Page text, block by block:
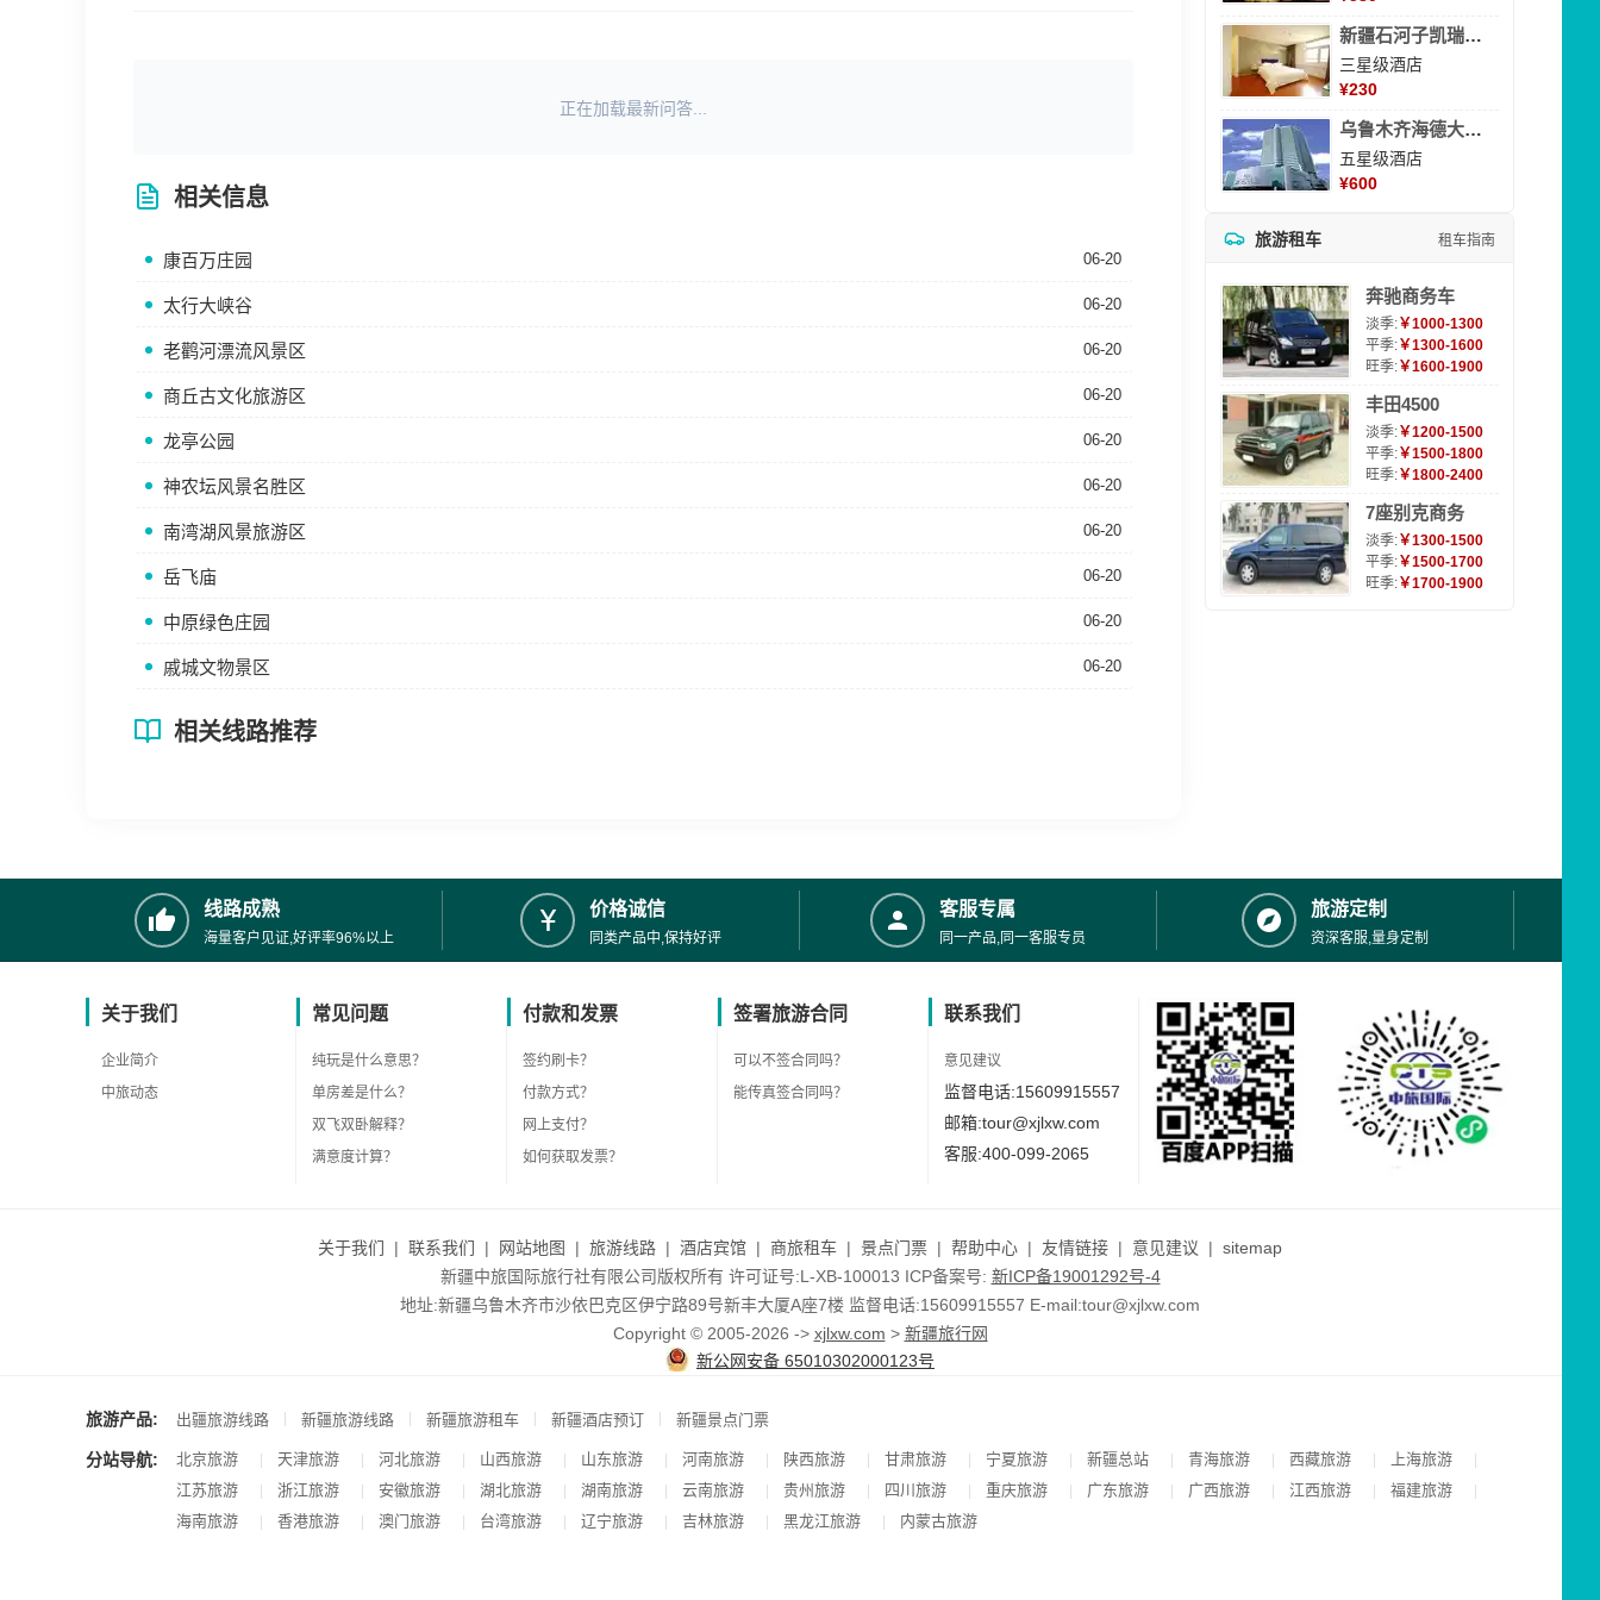
正在加载最新问答...
相关信息
康百万庄园 06-20
太行大峡谷 06-20
老鹳河漂流风景区 06-20
商丘古文化旅游区 06-20
龙亭公园 06-20
神农坛风景名胜区 06-20
南湾湖风景旅游区 06-20
岳飞庙 06-20
中原绿色庄园 06-20
戚城文物景区 06-20
相关线路推荐
新疆石河子凯瑞酒店
三星级酒店
¥230
乌鲁木齐海德大酒店
五星级酒店
¥600
旅游租车 租车指南
奔驰商务车
淡季:￥1000-1300
平季:￥1300-1600
旺季:￥1600-1900
丰田4500
淡季:￥1200-1500
平季:￥1500-1800
旺季:￥1800-2400
7座别克商务
淡季:￥1300-1500
平季:￥1500-1700
旺季:￥1700-1900
线路成熟
海量客户见证,好评率96%以上
价格诚信
同类产品中,保持好评
客服专属
同一产品,同一客服专员
旅游定制
资深客服,量身定制
关于我们
企业简介
中旅动态
常见问题
纯玩是什么意思？
单房差是什么？
双飞双卧解释？
满意度计算？
付款和发票
签约刷卡？
付款方式？
网上支付？
如何获取发票？
签署旅游合同
可以不签合同吗？
能传真签合同吗？
联系我们
意见建议
监督电话:15609915557
邮箱:tour@xjlxw.com
客服:400-099-2065
关于我们 | 联系我们 | 网站地图 | 旅游线路 | 酒店宾馆 | 商旅租车 | 景点门票 | 帮助中心 | 友情链接 | 意见建议 | sitemap
新疆中旅国际旅行社有限公司版权所有 许可证号:L-XB-100013 ICP备案号: 新ICP备19001292号-4
地址:新疆乌鲁木齐市沙依巴克区伊宁路89号新丰大厦A座7楼 监督电话:15609915557 E-mail:tour@xjlxw.com
Copyright © 2005-2026 -> xjlxw.com > 新疆旅行网
新公网安备 65010302000123号
旅游产品: 出疆旅游线路 新疆旅游线路 新疆旅游租车 新疆酒店预订 新疆景点门票
分站导航: 北京旅游 天津旅游 河北旅游 山西旅游 山东旅游 河南旅游 陕西旅游 甘肃旅游 宁夏旅游 新疆总站 青海旅游 西藏旅游 上海旅游
江苏旅游 浙江旅游 安徽旅游 湖北旅游 湖南旅游 云南旅游 贵州旅游 四川旅游 重庆旅游 广东旅游 广西旅游 江西旅游 福建旅游
海南旅游 香港旅游 澳门旅游 台湾旅游 辽宁旅游 吉林旅游 黑龙江旅游 内蒙古旅游